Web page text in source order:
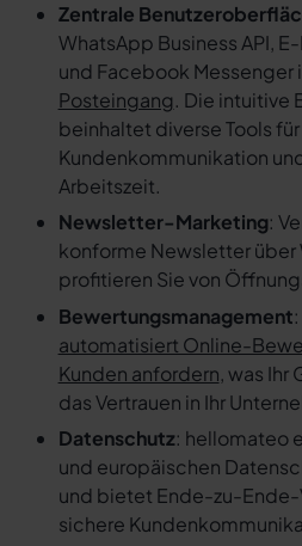
Zentrale
WhatsApp Business API,
und Facebook Messenger
Posteingang. Die intuitive
beinhaltet diverse Tools
Kundenkommunikation
Arbeitszeit.
Newsletter-Marketing:
konforme Newsletter über
profitieren Sie von
Bewertungsmanagement
automatisiert Online-
Kunden anfordern, was Ihr
das Vertrauen in Ihr
Datenschutz: hellomateo
und europäischen
und bietet Ende-zu-Ende-
sichere